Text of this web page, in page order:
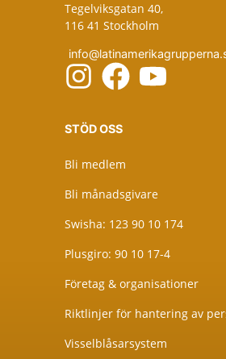
Tegelviksgatan 40,
116 41 Stockholm
STÖD OSS
Bli medlem
Bli månadsgivare
Swisha: 123 90 10 174
Plusgiro: 90 10 17-4
Företag & organisationer
Riktlinjer för hantering av
Visselblåsarsystem